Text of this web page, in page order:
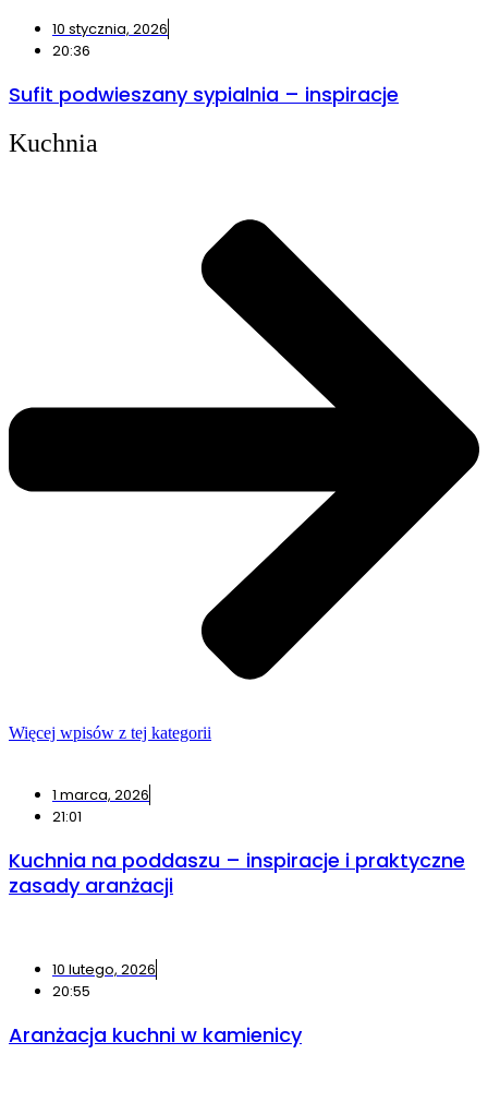
10 stycznia, 2026
20:36
Sufit podwieszany sypialnia – inspiracje
Kuchnia
Więcej wpisów z tej kategorii
1 marca, 2026
21:01
Kuchnia na poddaszu – inspiracje i praktyczne
zasady aranżacji
10 lutego, 2026
20:55
Aranżacja kuchni w kamienicy